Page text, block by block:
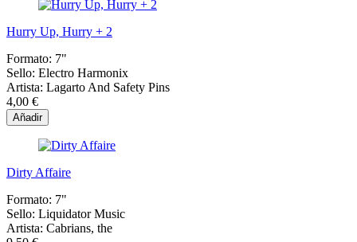
Hurry Up, Hurry + 2
Formato: 7"
Sello: Electro Harmonix
Artista: Lagarto And Safety Pins
4,00 €
Añadir
Dirty Affaire
Formato: 7"
Sello: Liquidator Music
Artista: Cabrians, the